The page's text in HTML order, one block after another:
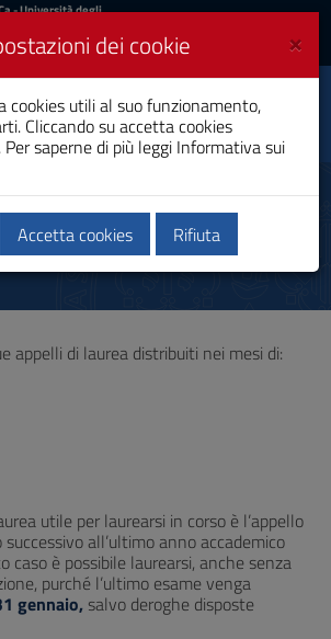
- Università degli
Accedi UniCA News
Tecnologie Industriali
e
Professionalizzante
appelli di laurea distribuiti nei mesi di:
utile per laurearsi in corso è l’appello
successivo all’ultimo anno accademico
caso è possibile laurearsi, anche senza
purché l’ultimo esame venga
gennaio, salvo deroghe disposte
×
dei cookie
cookies utili al suo funzionamento,
Cliccando su accetta cookies
saperne di più leggi Informativa sui
Accetta cookies Rifiuta